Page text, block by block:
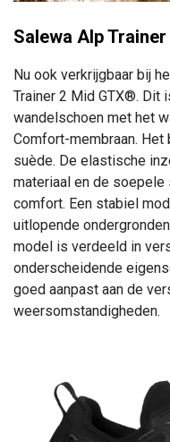
Salewa Alp
Nu ook verkrijgbaar bij
Trainer 2 Mid GTX®. Dit
wandelschoen met het
Comfort-membraan.
suède. De elastische
materiaal en de soepele
comfort. Een stabiel
uitlopende
model is verdeeld in
onderscheidende
goed aanpast aan de
weersomstandigheden.